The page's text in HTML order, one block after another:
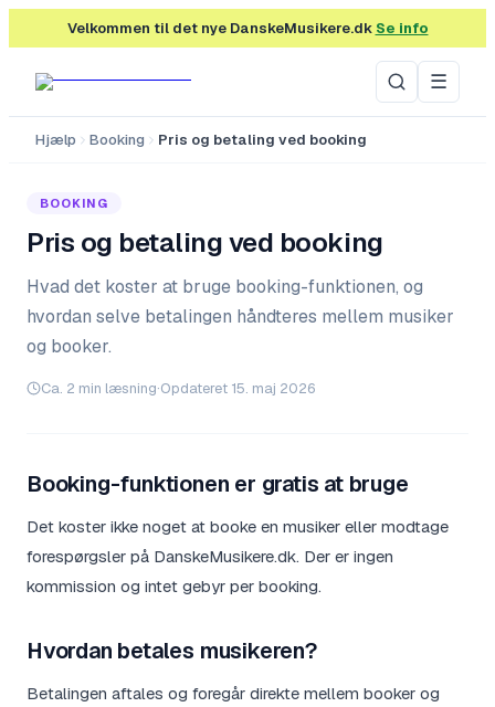
Velkommen til det nye DanskeMusikere.dk Se info
☰
Hjælp Booking Pris og betaling ved booking
BOOKING
Pris og betaling ved booking
Hvad det koster at bruge booking-funktionen, og
hvordan selve betalingen håndteres mellem musiker
og booker.
Ca. 2 min læsning·Opdateret 15. maj 2026
Booking-funktionen er gratis at bruge
Det koster ikke noget at booke en musiker eller modtage
forespørgsler på DanskeMusikere.dk. Der er ingen
kommission og intet gebyr per booking.
Hvordan betales musikeren?
Betalingen aftales og foregår direkte mellem booker og